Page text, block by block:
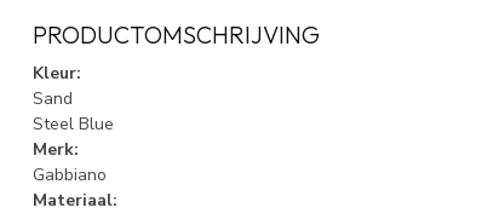
PRODUCTOMSCHRIJVING
Kleur:
Sand
Steel Blue
Merk:
Gabbiano
Materiaal: